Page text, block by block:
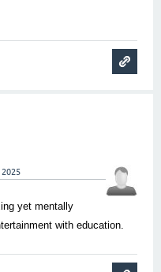
yet mentally
with education.